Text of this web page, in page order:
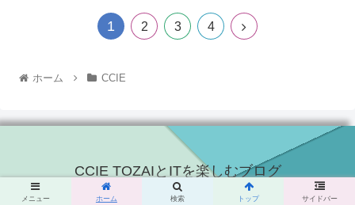
1 2 3 4
ホーム CCIE
CCIE TOZAIとITを楽しむブログ
© 2015 CCIE TOZAIとITを楽しむブログ.
メニュー ホーム 検索 トップ サイドバー